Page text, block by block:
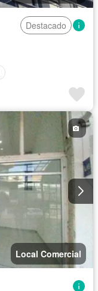
Destacado
Local Comercial